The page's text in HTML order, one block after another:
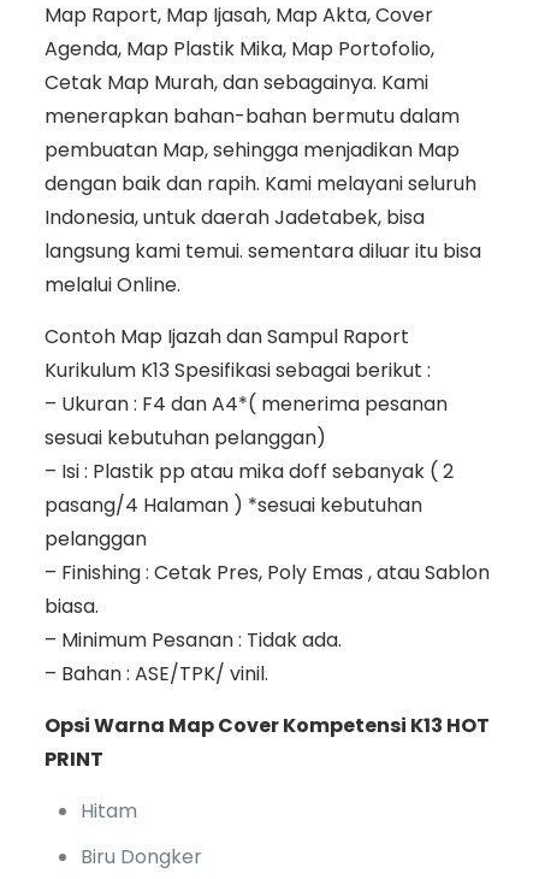
Map Raport, Map Ijasah, Map Akta, Cover
Agenda, Map Plastik Mika, Map Portofolio,
Cetak Map Murah, dan sebagainya. Kami
menerapkan bahan-bahan bermutu dalam
pembuatan Map, sehingga menjadikan Map
dengan baik dan rapih. Kami melayani seluruh
Indonesia, untuk daerah Jadetabek, bisa
langsung kami temui. sementara diluar itu bisa
melalui Online.
Contoh Map Ijazah dan Sampul Raport
Kurikulum K13 Spesifikasi sebagai berikut :
– Ukuran : F4 dan A4*( menerima pesanan
sesuai kebutuhan pelanggan)
– Isi : Plastik pp atau mika doff sebanyak ( 2
pasang/4 Halaman ) *sesuai kebutuhan
pelanggan
– Finishing : Cetak Pres, Poly Emas , atau Sablon
biasa.
– Minimum Pesanan : Tidak ada.
– Bahan : ASE/TPK/ vinil.
Opsi Warna Map Cover Kompetensi K13 HOT
PRINT
Hitam
Biru Dongker